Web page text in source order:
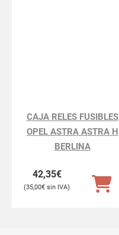
CAJA RELES FUSIBLES
OPEL ASTRA ASTRA H
BERLINA
42,35€
35,00€